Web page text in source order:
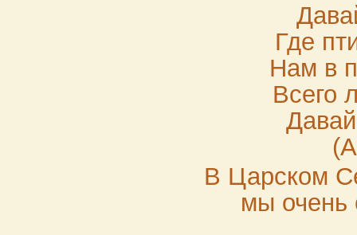
Где
Нам в
Всего
В Царском
мы очень